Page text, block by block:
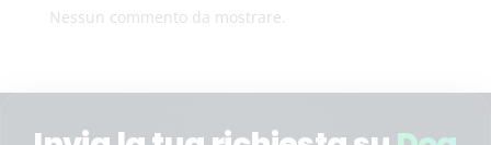
Nessun commento da mostrare.